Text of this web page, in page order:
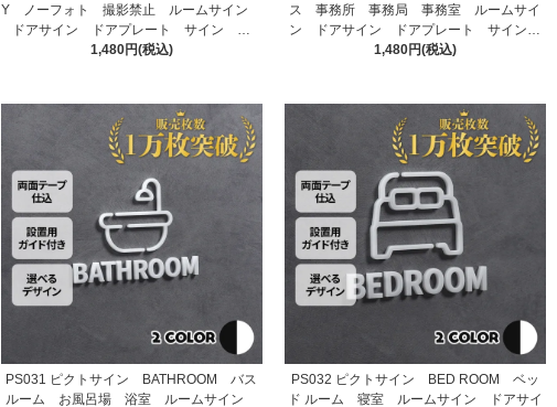
Y ノーフォト 撮影禁止 ルームサイン
ドアサイン ドアプレート サイン 表
札 室札
1,480円(税込)
ス 事務所 事務局 事務室 ルームサイ
ン ドアサイン ドアプレート サイン
表札 室札
1,480円(税込)
PS031 ピクトサイン BATHROOM バス
ルーム お風呂場 浴室 ルームサイン
PS032 ピクトサイン BED ROOM ベッ
ド ルーム 寝室 ルームサイン ドアサイ